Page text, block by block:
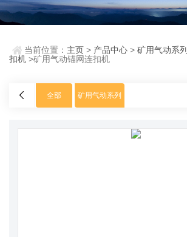
当前位置： 主页 > 产品中心 >矿用气动系列
扣机 >矿用气动锚网连扣机
全部 矿用气动系列